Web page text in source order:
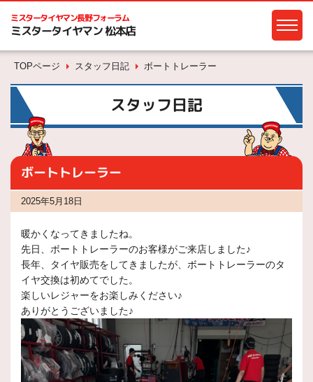
ミスタータイヤマン長野フォーラム
ミスタータイヤマン 松本店
TOPページ スタッフ日記 ボートトレーラー
スタッフ日記
ボートトレーラー
2025年5月18日
暖かくなってきましたね。
先日、ボートトレーラーのお客様がご来店しました♪
長年、タイヤ販売をしてきましたが、ボートトレーラーのタ
イヤ交換は初めてでした。
楽しいレジャーをお楽しみください♪
ありがとうございました♪